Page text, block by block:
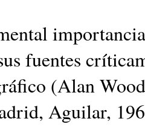
fuentes
(Alan
Aguilar,